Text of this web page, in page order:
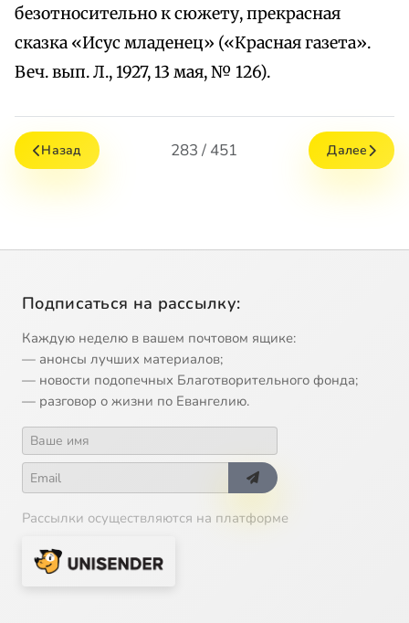
безотносительно к сюжету, прекрасная
сказка «Исус младенец» («Красная газета».
Веч. вып. Л., 1927, 13 мая, № 126).
Назад 283 / 451 Далее
Подписаться на рассылку:
Каждую неделю в вашем почтовом ящике:
— анонсы лучших материалов;
— новости подопечных Благотворительного фонда;
— разговор о жизни по Евангелию.
Рассылки осуществляются на платформе